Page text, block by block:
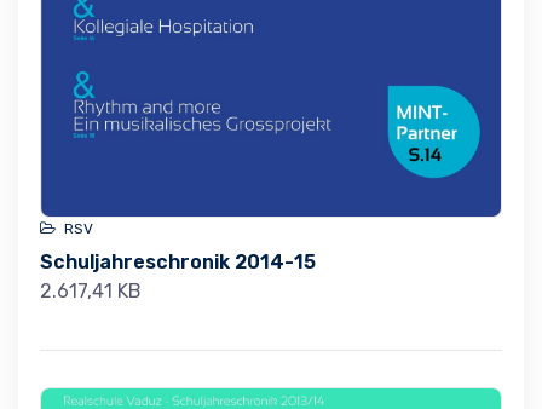
RSV
Schuljahreschronik 2014-15
2.617,41 KB